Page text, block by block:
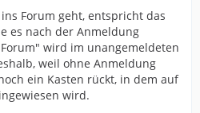
Forum geht, entspricht das
es nach der Anmeldung
wird im unangemeldeten
weil ohne Anmeldung
ein Kasten rückt, in dem auf
wird.